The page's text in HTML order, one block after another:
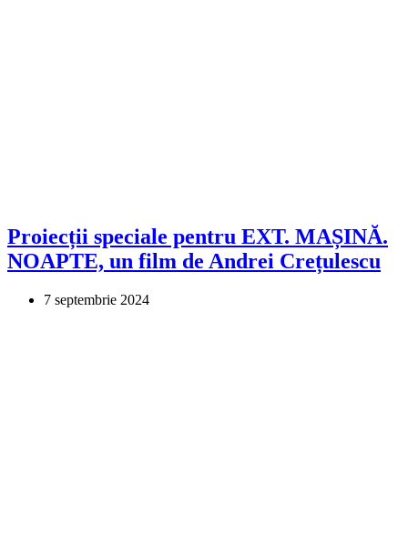
Proiecții speciale pentru EXT. MAȘINĂ.
NOAPTE, un film de Andrei Crețulescu
7 septembrie 2024